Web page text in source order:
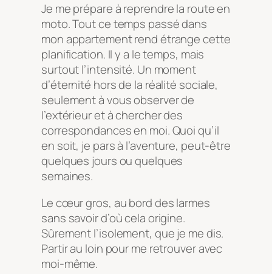
Je me prépare à reprendre la route en
moto. Tout ce temps passé dans
mon appartement rend étrange cette
planification. Il y a le temps, mais
surtout l’intensité. Un moment
d’éternité hors de la réalité sociale,
seulement à vous observer de
l’extérieur et à chercher des
correspondances en moi. Quoi qu’il
en soit, je pars à l’aventure, peut-être
quelques jours ou quelques
semaines.
Le cœur gros, au bord des larmes
sans savoir d’où cela origine.
Sûrement l’isolement, que je me dis.
Partir au loin pour me retrouver avec
moi-même.